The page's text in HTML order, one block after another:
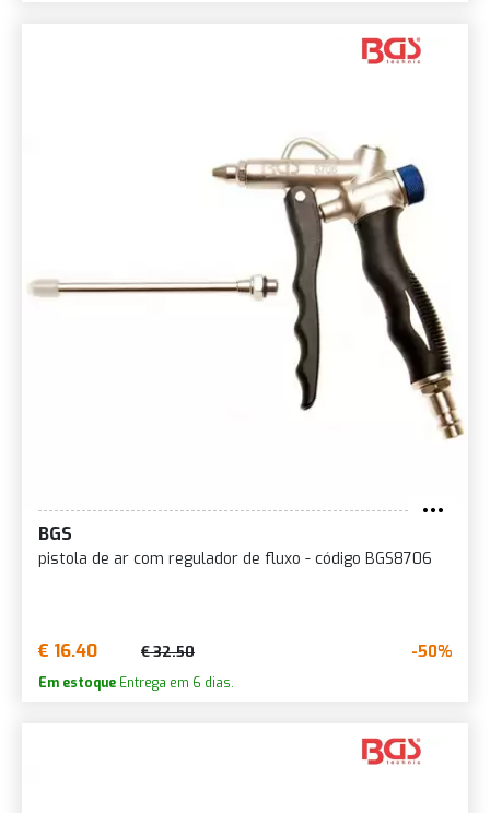
BGS
pistola de ar com regulador de fluxo - código BGS8706
€ 16.40 € 32.50 -50%
Em estoque Entrega em 6 dias.